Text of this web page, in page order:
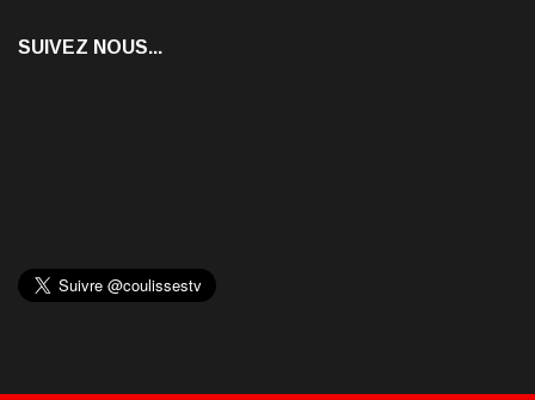
SUIVEZ NOUS...